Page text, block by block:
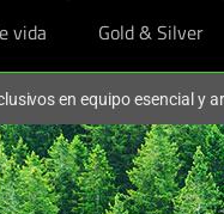
vida Gold & Silver
en equipo esencial y